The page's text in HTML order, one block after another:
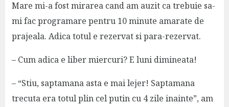
Mare mi-a fost mirarea cand am auzit ca trebuie sa-
mi fac programare pentru 10 minute amarate de
prajeala. Adica totul e rezervat si para-rezervat.
– Cum adica e liber miercuri? E luni dimineata!
– “Stiu, saptamana asta e mai lejer! Saptamana
trecuta era totul plin cel putin cu 4 zile inainte”, am